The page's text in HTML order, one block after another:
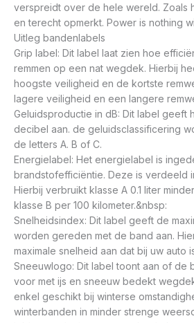
verspreidt over de hele wereld. Zoals
en terecht opmerkt. Power is nothing
Uitleg bandenlabels
Grip label: Dit label laat zien hoe
remmen op een nat wegdek. Hierbij
hoogste veiligheid en de kortste
lagere veiligheid en een langere
Geluidsproductie in dB: Dit label geeft
decibel aan. de geluidsclassificering
de letters A. B of C.
Energielabel: Het energielabel is
brandstofefficiëntie. Deze is verdeeld
Hierbij verbruikt klasse A 0.1 liter
klasse B per 100 kilometer.&nbsp:
Snelheidsindex: Dit label geeft de
worden gereden met de band aan.
maximale snelheid aan dat bij uw auto
Sneeuwlogo: Dit label toont aan of de
voor met ijs en sneeuw bedekt
enkel geschikt bij winterse
winterbanden in minder strenge